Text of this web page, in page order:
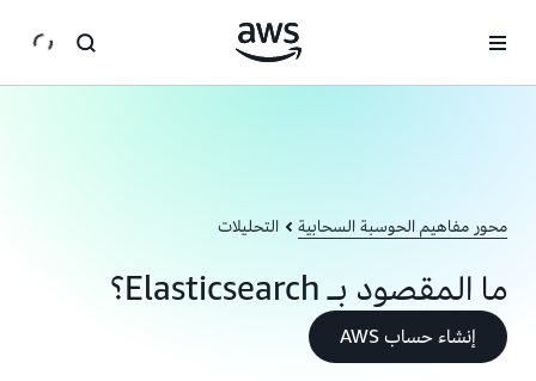
محور مفاهيم الحوسبة السحابية التحليلات
ما المقصود بـ Elasticsearch؟
إنشاء حساب AWS